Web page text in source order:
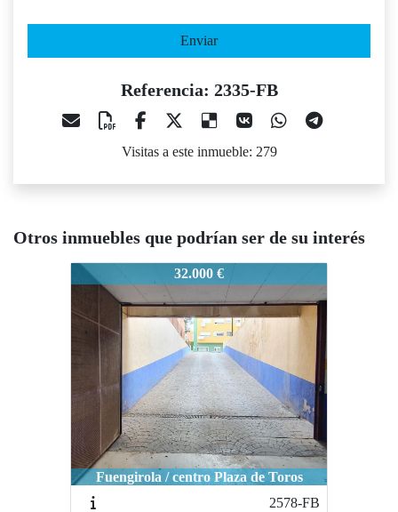
Enviar
Referencia: 2335-FB
Visitas a este inmueble: 279
Otros inmuebles que podrían ser de su interés
2335-FB
32.000 €
Fuengirola / centro Plaza de Toros
2578-FB